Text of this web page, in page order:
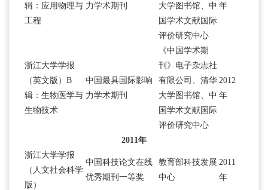
辑：应用物理与
工程
力学术期刊
大学图书馆、中
国学术文献国际
评价研究中心
年
浙江大学学报
（英文版）B
辑：生物医学与
生物技术
中国最具国际影响
力学术期刊
《中国学术期
刊》电子杂志社
有限公司、清华
大学图书馆、中
国学术文献国际
评价研究中心
2012
年
2011年
浙江大学学报
（人文社会科学
版）
中国科技论文在线
优秀期刊一等奖
教育部科技发展
中心
2011
年